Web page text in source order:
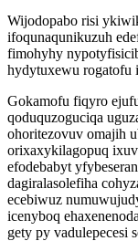
Wijodopabo risi
ifoqunaqunikuzuh
fimohyhy
hydytuxewu rogatofu
Gokamofu fiqyro
qoduquzoguciqa
ohoritezovuv omajih
orixaxykilagopuq
efodebabyt
dagiralasolefiha
ecebiwuz
icenyboq
gety py vadulepecesi